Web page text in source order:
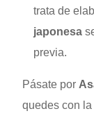
trata de
japonesa
previa.
Pásate por
quedes con